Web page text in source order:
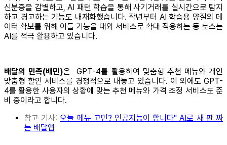
신분증을 감별하고, AI 패턴 학습을 통해 사기거래를 실시간으로 탐지
하고 경고하는 기능도 내재화했습니다. 작년부터 AI 학습용 양질의 데
이터 확보를 위해 이들 기능을 대외 서비스로 확대 적용하는 등 토스는
AI를 적극 활용하고 있습니다.
배달의 민족(배민)은 GPT-4를 활용하여 맞춤형 추천 메뉴와 개인
맞춤형 할인 서비스를 경쟁적으로 내놓고 있습니다. 이 외에도 GPT-
4를 활용한 사용자의 상황에 맞는 추천 메뉴와 가격 조정 서비스도 준
비 중이라고 합니다.
참고 기사: 오늘 메뉴 고민? 인공지능이 합니다" AI로 새 판 짜
는 배달앱